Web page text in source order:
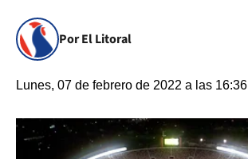
Por El Litoral
Lunes, 07 de febrero de 2022 a las 16:36